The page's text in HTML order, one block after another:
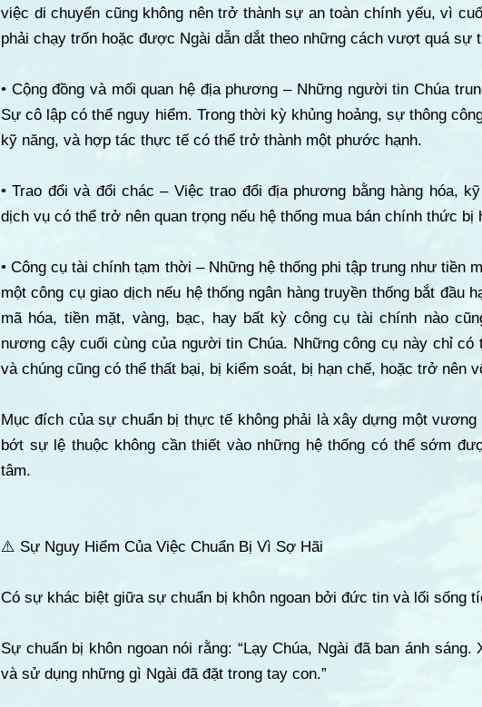
việc di chuyển cũng không nên trở thành sự an toàn chính yếu, vì
phải chạy trốn hoặc được Ngài dẫn dắt theo những cách vượt quá sự
• Cộng đồng và mối quan hệ địa phương – Những người tin Chúa
Sự cô lập có thể nguy hiểm. Trong thời kỳ khủng hoảng, sự thông
kỹ năng, và hợp tác thực tế có thể trở thành một phước hạnh.
• Trao đổi và đổi chác – Việc trao đổi địa phương bằng hàng hóa,
dịch vụ có thể trở nên quan trọng nếu hệ thống mua bán chính thức bị
• Công cụ tài chính tạm thời – Những hệ thống phi tập trung như tiền
một công cụ giao dịch nếu hệ thống ngân hàng truyền thống bắt đầu
mã hóa, tiền mặt, vàng, bạc, hay bất kỳ công cụ tài chính nào
nương cậy cuối cùng của người tin Chúa. Những công cụ này chỉ có
và chúng cũng có thể thất bại, bị kiểm soát, bị hạn chế, hoặc trở nên
Mục đích của sự chuẩn bị thực tế không phải là xây dựng một
bớt sự lệ thuộc không cần thiết vào những hệ thống có thể sớm
tâm.
⚠️ Sự Nguy Hiểm Của Việc Chuẩn Bị Vì Sợ Hãi
Có sự khác biệt giữa sự chuẩn bị khôn ngoan bởi đức tin và lối sống
Sự chuẩn bị khôn ngoan nói rằng: “Lạy Chúa, Ngài đã ban ánh
và sử dụng những gì Ngài đã đặt trong tay con.”